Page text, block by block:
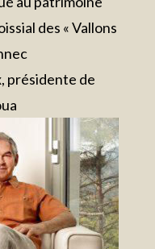
des « Vallons
présidente de